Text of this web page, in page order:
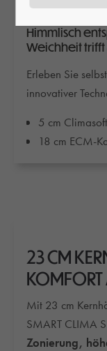
SMART
Himmlisch
Weichheit
Erleben Sie
innovativer
5 cm
18 cm ECM-
23 CM
KOMFORT
Mit 23 cm
SMART CLIMA
Zonierung,